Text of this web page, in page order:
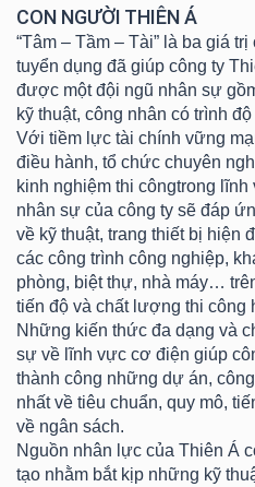
CON NGƯỜI THIÊN Á
“Tâm – Tầm – Tài” là ba giá
tuyển dụng đã giúp công ty
được một đội ngũ nhân sự
kỹ thuật, công nhân có trình
Với tiềm lực tài chính vững
điều hành, tổ chức chuyên
kinh nghiệm thi côngtrong
nhân sự của công ty sẽ đáp
về kỹ thuật, trang thiết bị hiện
các công trình công nghiệp,
phòng, biệt thự, nhà máy…
tiến độ và chất lượng thi công
Những kiến thức đa dạng và
sự về lĩnh vực cơ điện giúp
thành công những dự án,
nhất về tiêu chuẩn, quy mô,
về ngân sách.
Nguồn nhân lực của Thiên Á
tạo nhằm bắt kịp những kỹ